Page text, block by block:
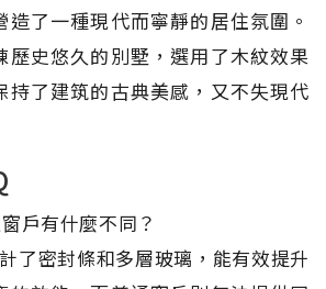
造了一種現代而寧靜的居住氛圍。
歷史悠久的別墅，選用了木紋效果
持了建筑的古典美感，又不失現代
戶有什麼不同？
了密封條和多層玻璃，能有效提升